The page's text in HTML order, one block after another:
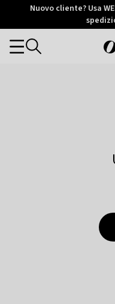
Otrium
Trustpilot
Nuovo cliente? Usa
Categories